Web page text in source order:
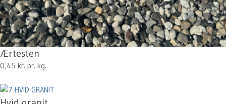
Ærtesten
0,45 kr. pr. kg.